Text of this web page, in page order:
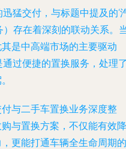
猛交付，与标题中提及的‘
）存在着深刻的联动关系。
是中高端市场的主要驱动
过便捷的置换服务，处理
与二手车置换业务深度整
与置换方案，不仅能有效降
更能打通车辆全生命周期的